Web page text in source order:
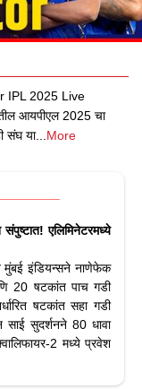
IPL 2025 Live
आयपीएल 2025 चा
संघ या... More
एलिमिनेटरमध्ये
मुंबई इंडियन्सने नाणेफेक
20 षटकांत पाच गडी
षटकांत सहा गडी
साई सुदर्शनने 80 धावा
2 मध्ये प्रवेश